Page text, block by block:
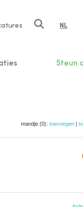
NL
Steun
mandje (0): toevoegen |